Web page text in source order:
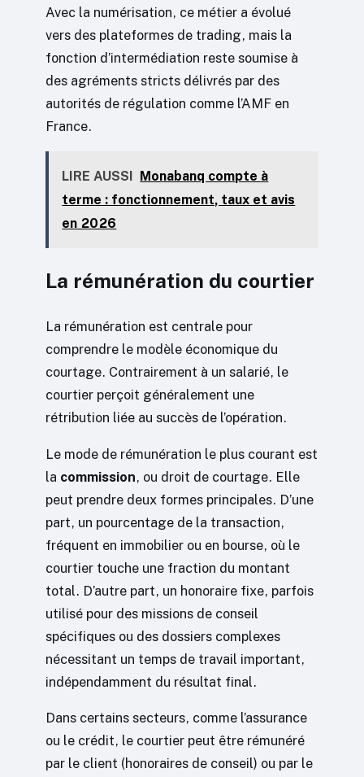
Avec la numérisation, ce métier a évolué
vers des plateformes de trading, mais la
fonction d’intermédiation reste soumise à
des agréments stricts délivrés par des
autorités de régulation comme l’AMF en
France.
LIRE AUSSI Monabanq compte à
terme : fonctionnement, taux et avis
en 2026
La rémunération du courtier
La rémunération est centrale pour
comprendre le modèle économique du
courtage. Contrairement à un salarié, le
courtier perçoit généralement une
rétribution liée au succès de l’opération.
Le mode de rémunération le plus courant est
la commission, ou droit de courtage. Elle
peut prendre deux formes principales. D’une
part, un pourcentage de la transaction,
fréquent en immobilier ou en bourse, où le
courtier touche une fraction du montant
total. D’autre part, un honoraire fixe, parfois
utilisé pour des missions de conseil
spécifiques ou des dossiers complexes
nécessitant un temps de travail important,
indépendamment du résultat final.
Dans certains secteurs, comme l’assurance
ou le crédit, le courtier peut être rémunéré
par le client (honoraires de conseil) ou par le